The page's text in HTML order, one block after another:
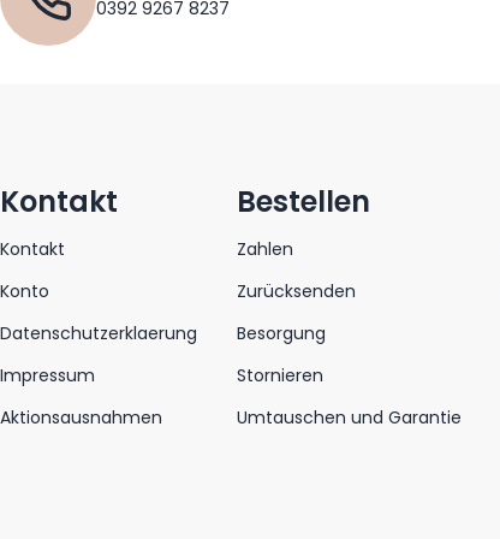
0392 9267 8237
Kontakt
Kontakt
Konto
Datenschutzerklaerung
Impressum
Aktionsausnahmen
Bestellen
Zahlen
Zurücksenden
Besorgung
Stornieren
Umtauschen und Garantie